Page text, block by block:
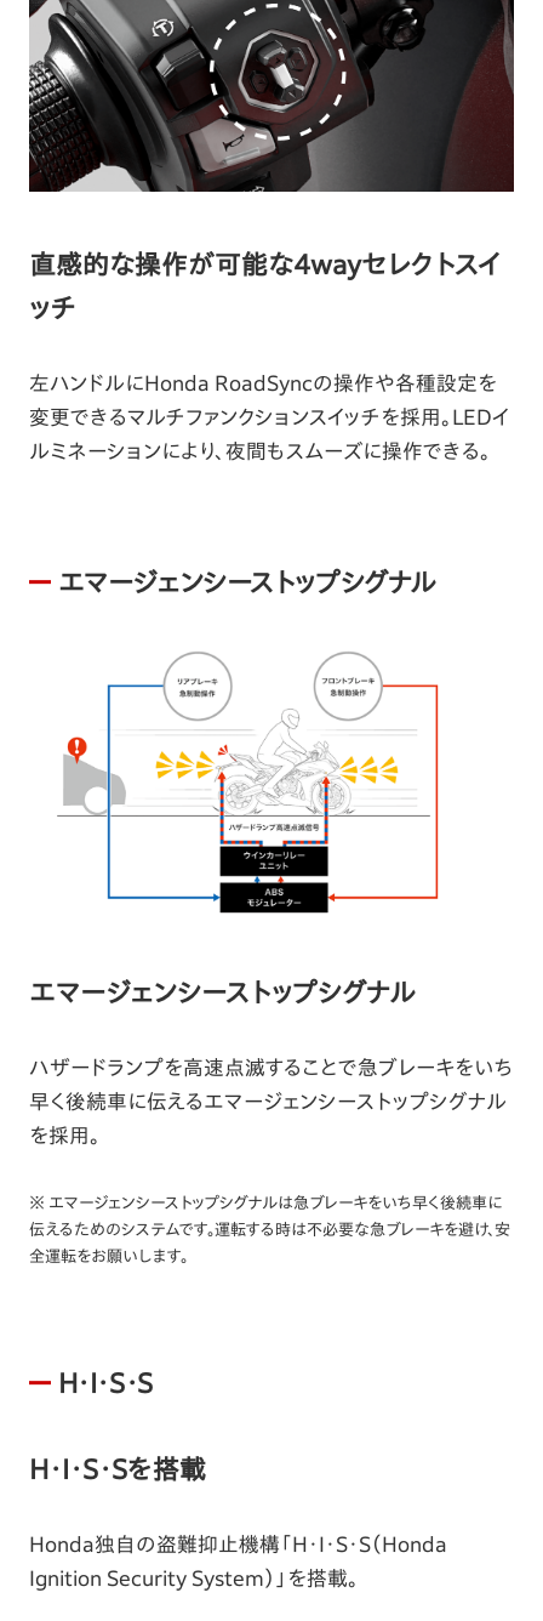
直感的な操作が可能な4wayセレクトスイ
ッチ
左ハンドルにHonda RoadSyncの操作や各種設定を
変更できるマルチファンクションスイッチを採用。LEDイ
ルミネーションにより、夜間もスムーズに操作できる。
エマージェンシーストップシグナル
エマージェンシーストップシグナル
ハザードランプを高速点滅することで急ブレーキをいち
早く後続車に伝えるエマージェンシーストップシグナル
を採用。
※ エマージェンシーストップシグナルは急ブレーキをいち早く後続車に
伝えるためのシステムです。運転する時は不必要な急ブレーキを避け、安
全運転をお願いします。
H・I・S・S
H・I・S・Sを搭載
Honda独自の盗難抑止機構「H・I・S・S（Honda
Ignition Security System）」を搭載。